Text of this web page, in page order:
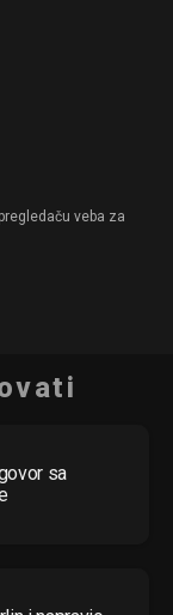
veba za
sa